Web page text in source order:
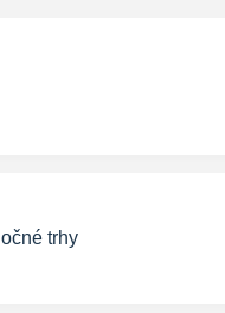
trhy